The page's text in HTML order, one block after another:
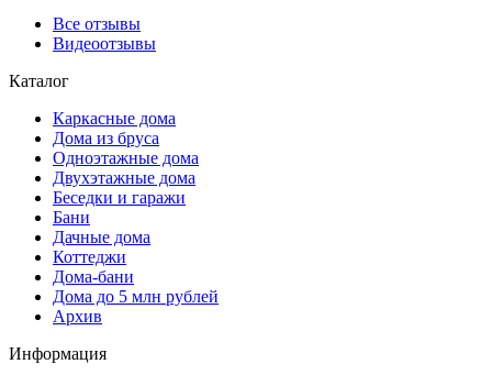
Все отзывы
Видеоотзывы
Каталог
Каркасные дома
Дома из бруса
Одноэтажные дома
Двухэтажные дома
Беседки и гаражи
Бани
Дачные дома
Коттеджи
Дома-бани
Дома до 5 млн рублей
Архив
Информация